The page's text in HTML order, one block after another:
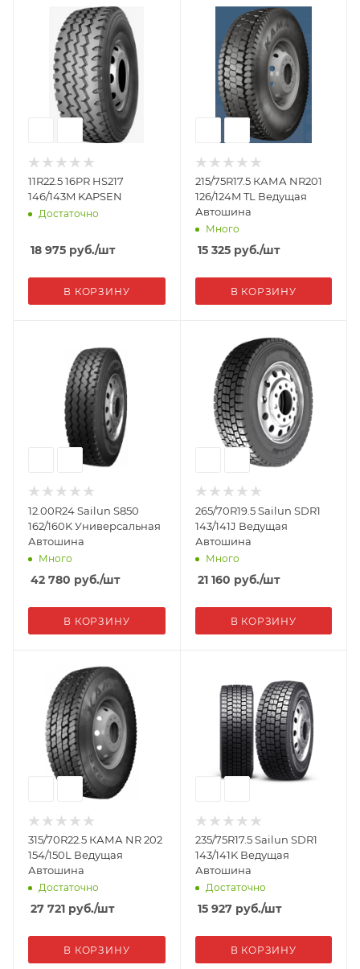
11R22.5 16PR HS217
146/143M KAPSEN
Достаточно
18 975 руб./шт
В КОРЗИНУ
215/75R17.5 КАМА NR201
126/124M TL Ведущая
Автошина
Много
15 325руб./шт
В КОРЗИНУ
12.00R24 Sailun S850
162/160K Универсальная
Автошина
Много
42 780 руб./шт
В КОРЗИНУ
265/70R19.5 Sailun SDR1
143/141J Ведущая
Автошина
Много
21 160 руб./шт
В КОРЗИНУ
315/70R22.5 КАМА NR 202
154/150L Ведущая
Автошина
Достаточно
27 721 руб./шт
В КОРЗИНУ
235/75R17.5 Sailun SDR1
143/141K Ведущая
Автошина
Достаточно
15 927руб./шт
В КОРЗИНУ